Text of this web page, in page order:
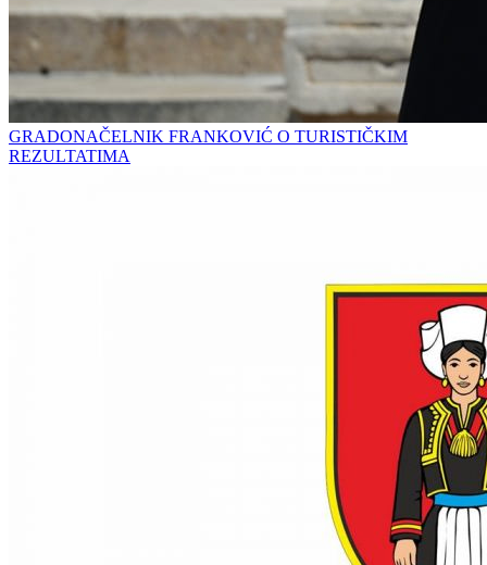
GRADONAČELNIK FRANKOVIĆ O TURISTIČKIM
REZULTATIMA